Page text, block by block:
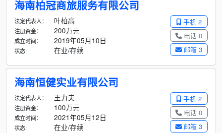
海南柏冠商旅服务有限公司
手机 2
电话 0
邮箱 3
法定代表人： 叶柏高
注册资金： 200万元
成立时间： 2019年05月10日
状态: 在业/存续
海南恒健实业有限公司
手机 2
电话 0
邮箱 3
法定代表人： 王力夫
注册资金： 100万元
成立时间： 2021年05月12日
状态: 在业/存续